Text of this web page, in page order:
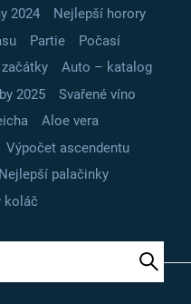
2024
Nejlepší horory
Partie
Počasí
Auto – katalog
2025
Svařené víno
Aloe vera
Výpočet ascendentu
Nejlepší palačinky
koláč